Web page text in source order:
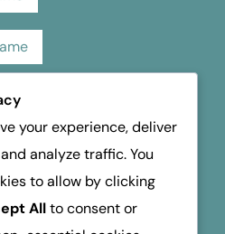
kasino kasyno
online casino
your experience, deliver
analyze traffic. You
to allow by clicking
Allto consent or